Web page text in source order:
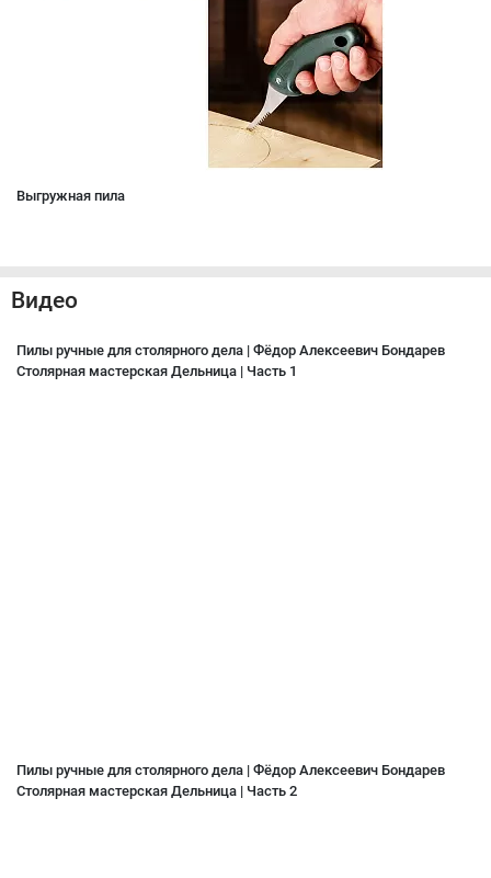
Выгружная пила
Видео
Пилы ручные для столярного дела | Фёдор Алексеевич Бондарев
Столярная мастерская Дельница | Часть 1
Пилы ручные для столярного дела | Фёдор Алексеевич Бондарев
Столярная мастерская Дельница | Часть 2